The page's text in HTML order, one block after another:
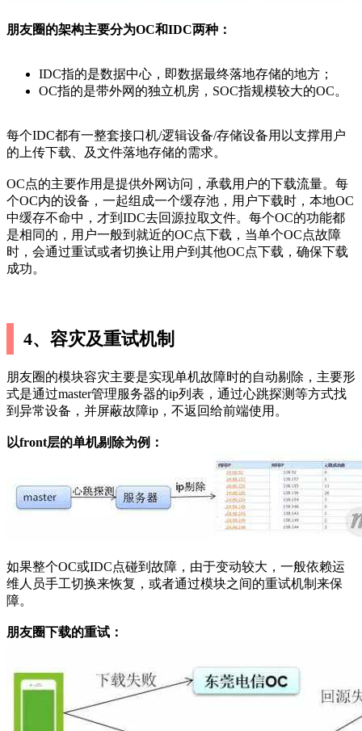
朋友圈的架构主要分为OC和IDC两种：
IDC指的是数据中心，即数据最终落地存储的地方；
OC指的是带外网的独立机房，SOC指规模较大的OC。
每个IDC都有一整套接口机/逻辑设备/存储设备用以支撑用户
的上传下载、及文件落地存储的需求。
OC点的主要作用是提供外网访问，承载用户的下载流量。每
个OC内的设备，一起组成一个缓存池，用户下载时，本地OC
中缓存不命中，才到IDC去回源拉取文件。每个OC的功能都
是相同的，用户一般到就近的OC点下载，当单个OC点故障
时，会通过重试或者切换让用户到其他OC点下载，确保下载
成功。
4、容灾及重试机制
朋友圈的模块容灾主要是实现单机故障时的自动剔除，主要形
式是通过master管理服务器的ip列表，通过心跳探测等方式找
到异常设备，并屏蔽故障ip，不返回给前端使用。
以front层的单机剔除为例：
如果整个OC或IDC点碰到故障，由于变动较大，一般依赖运
维人员手工切换来恢复，或者通过模块之间的重试机制来保
障。
朋友圈下载的重试：